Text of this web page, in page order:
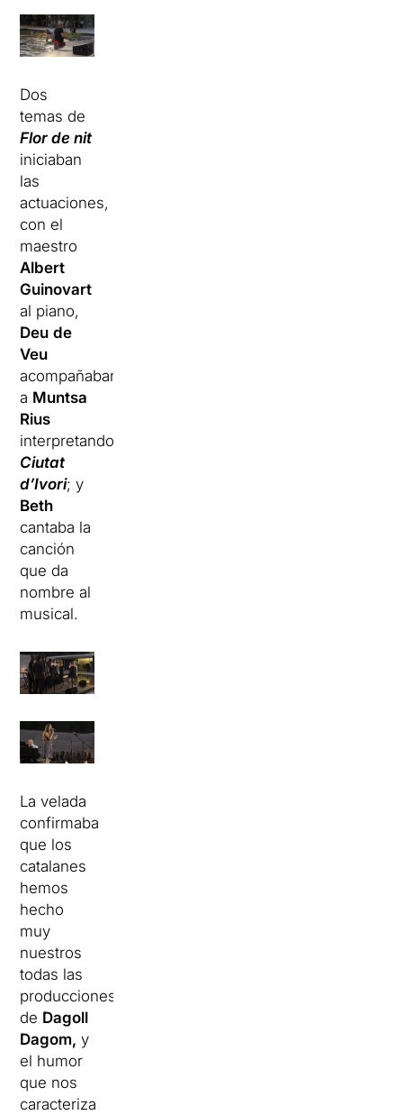
Dos
temas de
Flor de nit
iniciaban
las
actuaciones,
con el
maestro
Albert
Guinovart
al piano,
Deu de
Veu
acompañaban
a Muntsa
Rius
interpretando
Ciutat
d’Ivori; y
Beth
cantaba la
canción
que da
nombre al
musical.
La velada
confirmaba
que los
catalanes
hemos
hecho
muy
nuestros
todas las
producciones
de Dagoll
Dagom, y
el humor
que nos
caracteriza